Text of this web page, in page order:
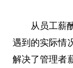
从员工薪
遇到的实际情
解决了管理者